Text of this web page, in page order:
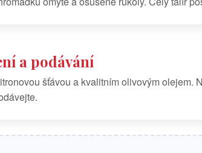
a podávání
šťávou a kvalitním olivovým olejem.